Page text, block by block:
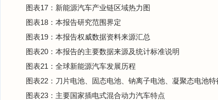
图表17：新能源汽车产业链区域热力图
图表18：本报告研究范围界定
图表19：本报告权威数据资料来源汇总
图表20：本报告的主要数据来源及统计标准说明
图表21：全球新能源汽车发展历程
图表22：刀片电池、固态电池、钠离子电池、凝聚态电池特
图表23：主要国家插电式混合动力汽车特点